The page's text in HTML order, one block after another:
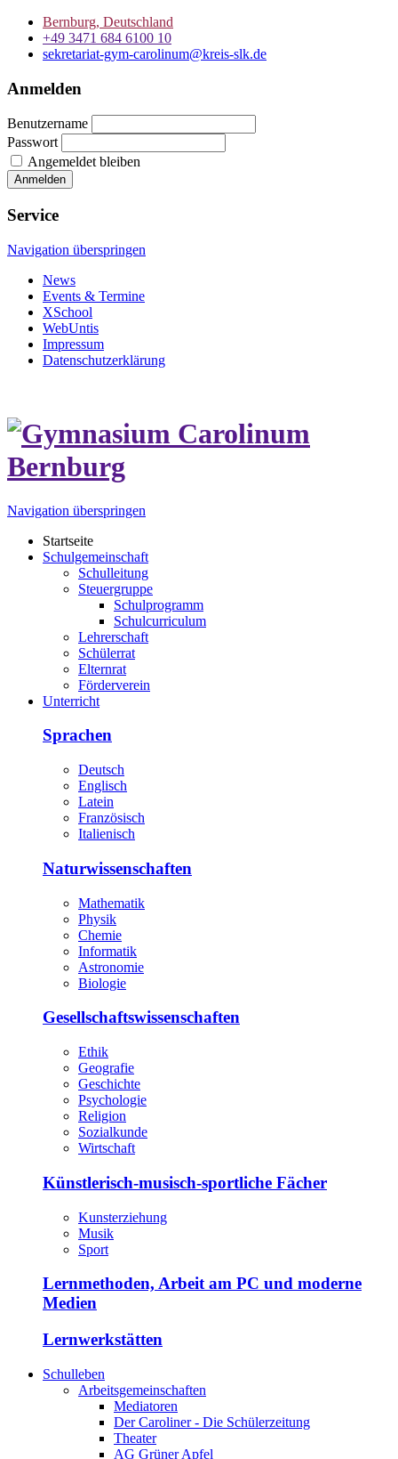
Bernburg, Deutschland
+49 3471 684 6100 10
sekretariat-gym-carolinum@kreis-slk.de
Anmelden
Benutzername
Passwort
Angemeldet bleiben
Service
Navigation überspringen
News
Events & Termine
XSchool
WebUntis
Impressum
Datenschutzerklärung
Navigation überspringen
Startseite
Schulgemeinschaft
Schulleitung
Steuergruppe
Schulprogramm
Schulcurriculum
Lehrerschaft
Schülerrat
Elternrat
Förderverein
Unterricht
Sprachen
Deutsch
Englisch
Latein
Französisch
Italienisch
Naturwissenschaften
Mathematik
Physik
Chemie
Informatik
Astronomie
Biologie
Gesellschaftswissenschaften
Ethik
Geografie
Geschichte
Psychologie
Religion
Sozialkunde
Wirtschaft
Künstlerisch-musisch-sportliche Fächer
Kunsterziehung
Musik
Sport
Lernmethoden, Arbeit am PC und moderne
Medien
Lernwerkstätten
Schulleben
Arbeitsgemeinschaften
Mediatoren
Der Caroliner - Die Schülerzeitung
Theater
AG Grüner Apfel